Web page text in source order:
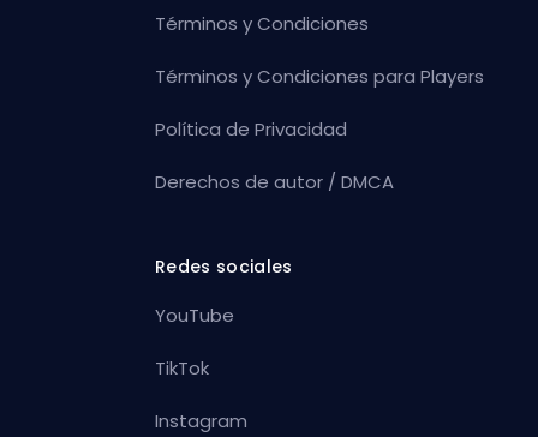
Términos y Condiciones
Términos y Condiciones para Players
Política de Privacidad
Derechos de autor / DMCA
Redes sociales
YouTube
TikTok
Instagram